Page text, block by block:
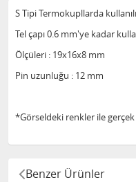
S Tipi Termokupllarda
Tel çapı 0.6 mm'ye kadar
Ölçüleri : 19x16x8 mm
Pin uzunluğu : 12 mm
*Görseldeki renkler ile
Benzer Ürünler